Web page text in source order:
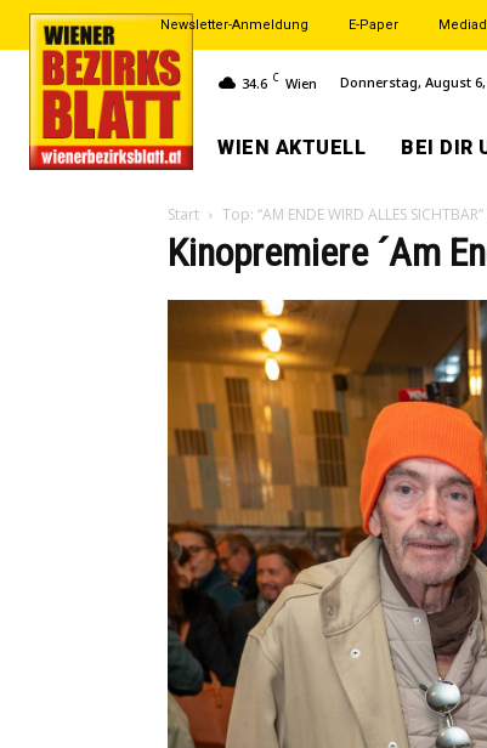
Newsletter-Anmeldung E-Paper
34.6 C Wien Donnerstag, August 6,
WIEN AKTUELL BEI DIR
Start Top: “AM ENDE WIRD ALLES
Kinopremiere ´Am